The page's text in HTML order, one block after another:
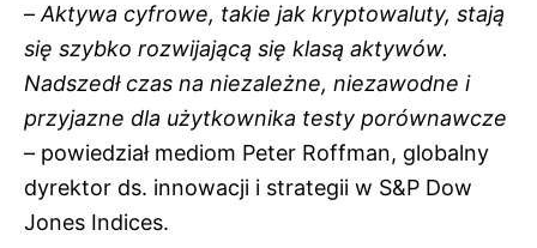
– Aktywa cyfrowe, takie jak kryptowaluty, stają
się szybko rozwijającą się klasą aktywów.
Nadszedł czas na niezależne, niezawodne i
przyjazne dla użytkownika testy porównawcze
– powiedział mediom Peter Roffman, globalny
dyrektor ds. innowacji i strategii w S&P Dow
Jones Indices.